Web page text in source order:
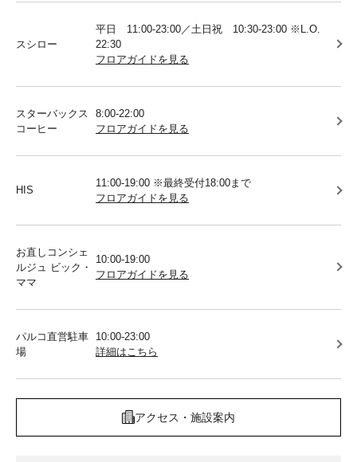
スシロー
平日 11:00-23:00／土日祝 10:30-23:00 ※L.O.
22:30
フロアガイドを見る
スターバックス
コーヒー
8:00-22:00
フロアガイドを見る
HIS
11:00-19:00 ※最終受付18:00まで
フロアガイドを見る
お直しコンシェ
ルジュ ビック・
ママ
10:00-19:00
フロアガイドを見る
パルコ直営駐車
場
10:00-23:00
詳細はこちら
アクセス・施設案内